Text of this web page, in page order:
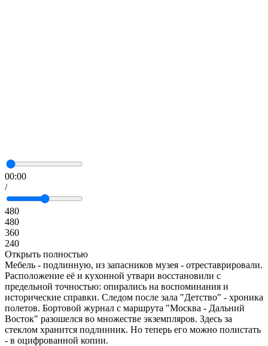
00:00
/
480
480
360
240
Открыть полностью
Мебель - подлинную, из запасников музея - отреставрировали.
Расположение её и кухонной утвари восстановили с
предельной точностью: опирались на воспоминания и
исторические справки. Следом после зала "Детство" - хроника
полетов. Бортовой журнал с маршрута "Москва - Дальний
Восток" разошелся во множестве экземпляров. Здесь за
стеклом хранится подлинник. Но теперь его можно полистать
- в оцифрованной копии.